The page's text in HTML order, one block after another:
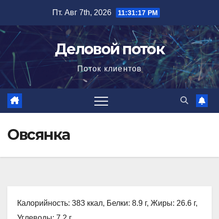
содержимому
Пт. Авг 7th, 2026 11:31:18 PM
Деловой поток
Поток клиентов
Овсянка
Калорийность: 383 ккал, Белки: 8.9 г, Жиры: 26.6 г,